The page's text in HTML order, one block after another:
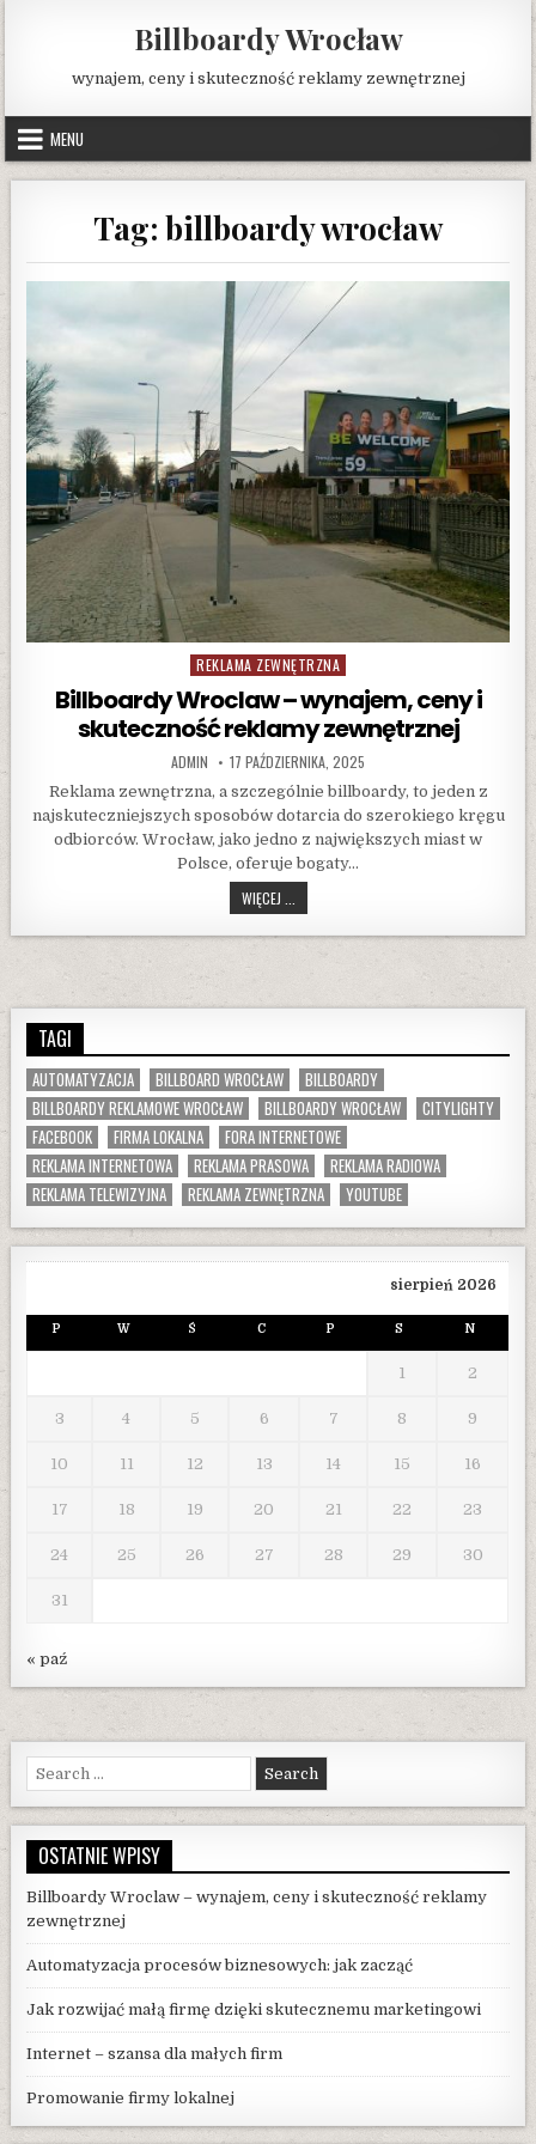
content
Billboardy Wrocław
wynajem, ceny i skuteczność reklamy zewnętrznej
MENU
Tag: billboardy wrocław
Posted
in
REKLAMA ZEWNĘTRZNA
Billboardy Wroclaw – wynajem, ceny i
skuteczność reklamy zewnętrznej
AUTHOR:
ADMIN PUBLISHED
DATE:
17 PAŹDZIERNIKA, 2025
Reklama zewnętrzna, a szczególnie billboardy, to jeden z
najskuteczniejszych sposobów dotarcia do szerokiego kręgu
odbiorców. Wrocław, jako jedno z największych miast w
Polsce, oferuje bogaty…
WIĘCEJ ...
WROCLAW
–
CENY
ZEWNĘTRZNEJ
TAGI
AUTOMATYZACJA BILLBOARD WROCŁAW
BILLBOARDY
BILLBOARDY REKLAMOWE WROCŁAW
BILLBOARDY WROCŁAW
CITYLIGHTY
FACEBOOK
FIRMA LOKALNA
FORA INTERNETOWE
REKLAMA INTERNETOWA
REKLAMA PRASOWA
REKLAMA RADIOWA
REKLAMA TELEWIZYJNA
REKLAMA ZEWNĘTRZNA YOUTUBE
sierpień 2026
P W Ś C P S N
1 2
3 4 5 6 7 8 9
10 11 12 13 14 15 16
17 18 19 20 21 22 23
24 25 26 27 28 29 30
31
« paź
Search
for:
OSTATNIE WPISY
Billboardy Wroclaw – wynajem, ceny i skuteczność reklamy
zewnętrznej
Automatyzacja procesów biznesowych: jak zacząć
Jak rozwijać małą firmę dzięki skutecznemu marketingowi
Internet – szansa dla małych firm
Promowanie firmy lokalnej